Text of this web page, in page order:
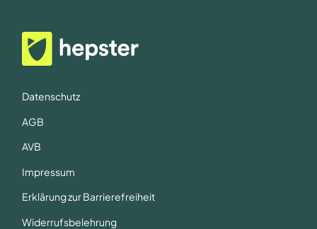
Datenschutz
AGB
AVB
Impressum
Erklärung zur Barrierefreiheit
Widerrufsbelehrung